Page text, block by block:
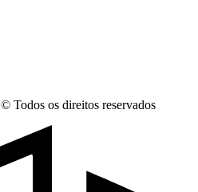
© Todos os direitos reservados